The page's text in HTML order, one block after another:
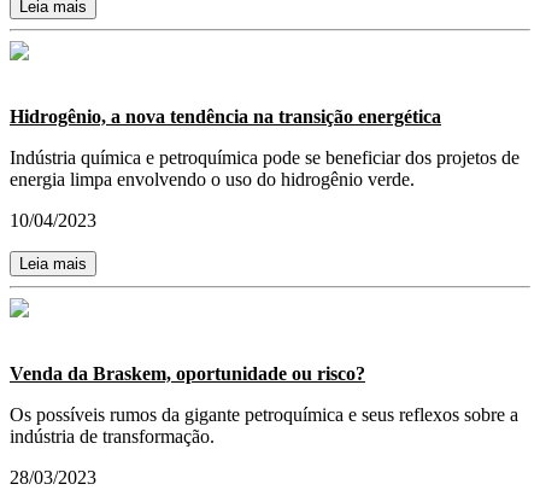
Leia mais
Hidrogênio, a nova tendência na transição energética
Indústria química e petroquímica pode se beneficiar dos projetos de
energia limpa envolvendo o uso do hidrogênio verde.
10/04/2023
Leia mais
Venda da Braskem, oportunidade ou risco?
Os possíveis rumos da gigante petroquímica e seus reflexos sobre a
indústria de transformação.
28/03/2023